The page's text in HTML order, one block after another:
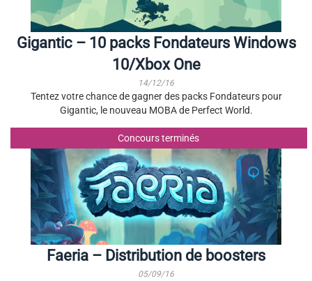
Gigantic – 10 packs Fondateurs Windows
10/Xbox One
14/12/16
Tentez votre chance de gagner des packs Fondateurs pour
Gigantic, le nouveau MOBA de Perfect World.
Concours terminés
Faeria – Distribution de boosters
05/09/16